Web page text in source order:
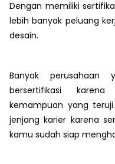
Dengan memiliki
lebih banyak peluang
desain.
Banyak perusahaan
bersertifikasi
kemampuan yang
jenjang karier karena
kamu sudah siap